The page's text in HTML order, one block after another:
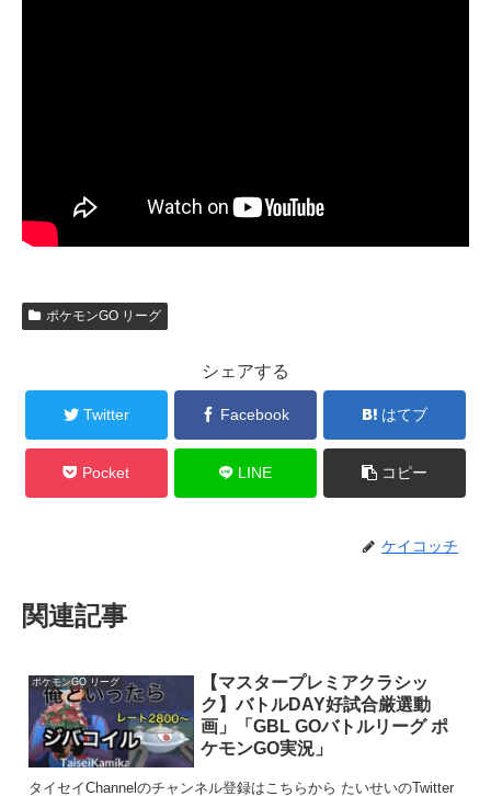
ポケモンGO リーグ
シェアする
Twitter Facebook はてブ
Pocket LINE コピー
ケイコッチ
関連記事
ポケモンGO リーグ
【マスタープレミアクラシッ
ク】バトルDAY好試合厳選動
画」「GBL GOバトルリーグ ポ
ケモンGO実況」
タイセイChannelのチャンネル登録はこちらから たいせいのTwitter